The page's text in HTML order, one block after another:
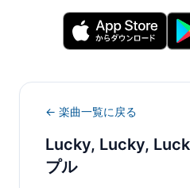
← 楽曲一覧に戻る
Lucky, Lucky,
プル